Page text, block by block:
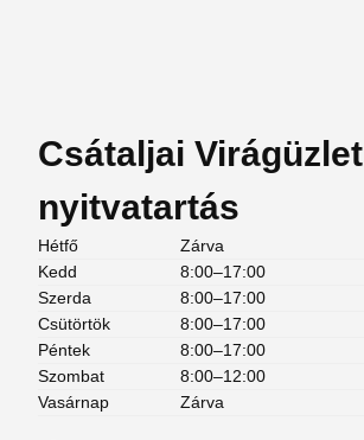
Csátaljai Virágüzlet
nyitvatartás
Hétfő
Zárva
Kedd
8:00–17:00
Szerda
8:00–17:00
Csütörtök
8:00–17:00
Péntek
8:00–17:00
Szombat
8:00–12:00
Vasárnap
Zárva